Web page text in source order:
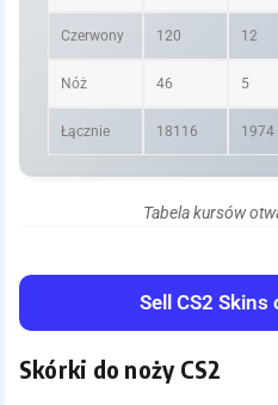
Czerwony 120 12
Nóż 46 5
Łącznie 18116 1974
Tabela kursów
Sell CS2 Skins
Skórki do noży CS2